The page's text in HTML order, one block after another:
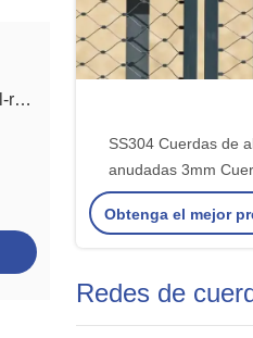
yuhan@stainlesssteel-ropemesh.com
SS304 Cuerdas de
anudadas 3mm
acero para
Obtenga el mejor
Redes de